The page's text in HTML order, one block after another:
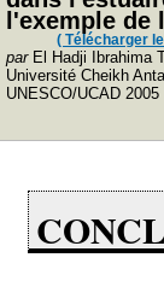
l'exemple de
( Télécharger
parEl Hadji Ibrahima
Université Cheikh
UNESCO/UCAD 2005